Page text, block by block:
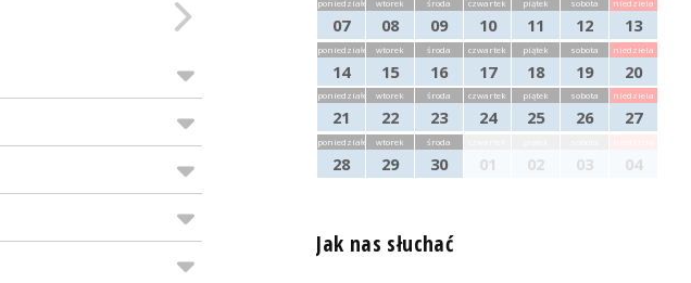
poniedziałek
07
wtorek
08
środa
09
czwartek
10
piątek
11
sobota
12
niedziela
13
poniedziałek
14
wtorek
15
środa
16
czwartek
17
piątek
18
sobota
19
niedziela
20
poniedziałek
21
wtorek
22
środa
23
czwartek
24
piątek
25
sobota
26
niedziela
27
poniedziałek
28
wtorek
29
środa
30 01 02 03 04
Jak nas słuchać